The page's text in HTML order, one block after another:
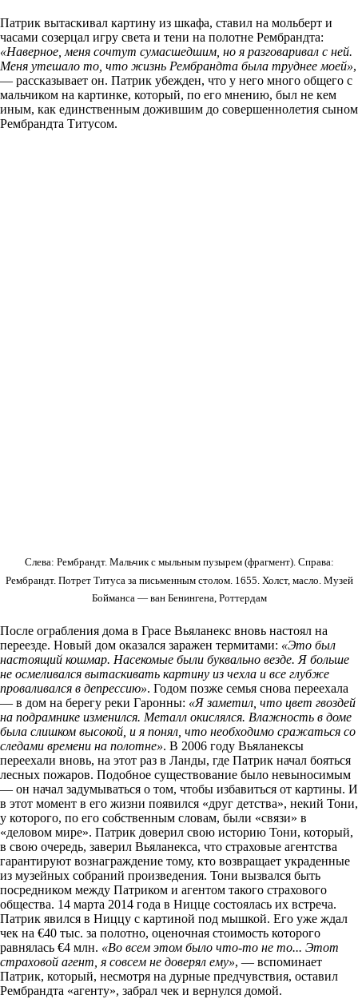
Патрик вытаскивал картину из шкафа, ставил на мольберт и
часами созерцал игру света и тени на полотне Рембрандта:
«Наверное, меня сочтут сумасшедшим, но я разговаривал с ней.
Меня утешало то, что жизнь Рембрандта была труднее моей»,
— рассказывает он. Патрик убежден, что у него много общего с
мальчиком на картинке, который, по его мнению, был не кем
иным, как единственным дожившим до совершеннолетия сыном
Рембрандта Титусом.
Слева: Рембрандт. Мальчик с мыльным пузырем (фрагмент). Справа:
Рембрандт. Потрет Титуса за письменным столом. 1655. Холст, масло. Музей
Бойманса — ван Бенингена, Роттердам
После ограбления дома в Грасе Вьяланекс вновь настоял на
переезде. Новый дом оказался заражен термитами: «Это был
настоящий кошмар. Насекомые были буквально везде. Я больше
не осмеливался вытаскивать картину из чехла и все глубже
проваливался в депрессию». Годом позже семья снова переехала
— в дом на берегу реки Гаронны: «Я заметил, что цвет гвоздей
на подрамнике изменился. Металл окислялся. Влажность в доме
была слишком высокой, и я понял, что необходимо сражаться со
следами времени на полотне». В 2006 году Вьяланексы
переехали вновь, на этот раз в Ланды, где Патрик начал бояться
лесных пожаров. Подобное существование было невыносимым
— он начал задумываться о том, чтобы избавиться от картины. И
в этот момент в его жизни появился «друг детства», некий Тони,
у которого, по его собственным словам, были «связи» в
«деловом мире». Патрик доверил свою историю Тони, который,
в свою очередь, заверил Вьяланекса, что страховые агентства
гарантируют вознаграждение тому, кто возвращает украденные
из музейных собраний произведения. Тони вызвался быть
посредником между Патриком и агентом такого страхового
общества. 14 марта 2014 года в Ницце состоялась их встреча.
Патрик явился в Ниццу с картиной под мышкой. Его уже ждал
чек на €40 тыс. за полотно, оценочная стоимость которого
равнялась €4 млн. «Во всем этом было что-то не то... Этот
страховой агент, я совсем не доверял ему», — вспоминает
Патрик, который, несмотря на дурные предчувствия, оставил
Рембрандта «агенту», забрал чек и вернулся домой.